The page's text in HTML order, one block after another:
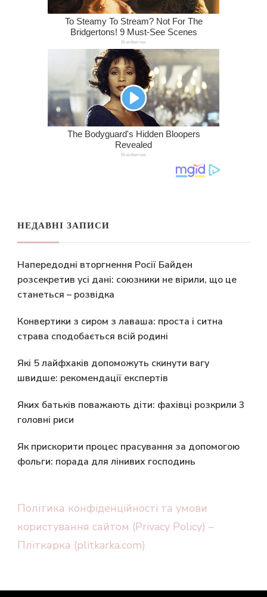
НЕДАВНІ ЗАПИСИ
Напередодні вторгнення Росії Байден
розсекретив усі дані: союзники не вірили, що це
станеться – розвідка
Конвертики з сиром з лаваша: проста і ситна
страва сподобається всій родині
Які 5 лайфхаків допоможуть скинути вагу
швидше: рекомендації експертів
Яких батьків поважають діти: фахівці розкрили 3
головні риси
Як прискорити процес прасування за допомогою
фольги: порада для лінивих господинь
Політика конфіденційності та умови
користування сайтом (Privacy Policy) –
Пліткарка (plitkarka.com)